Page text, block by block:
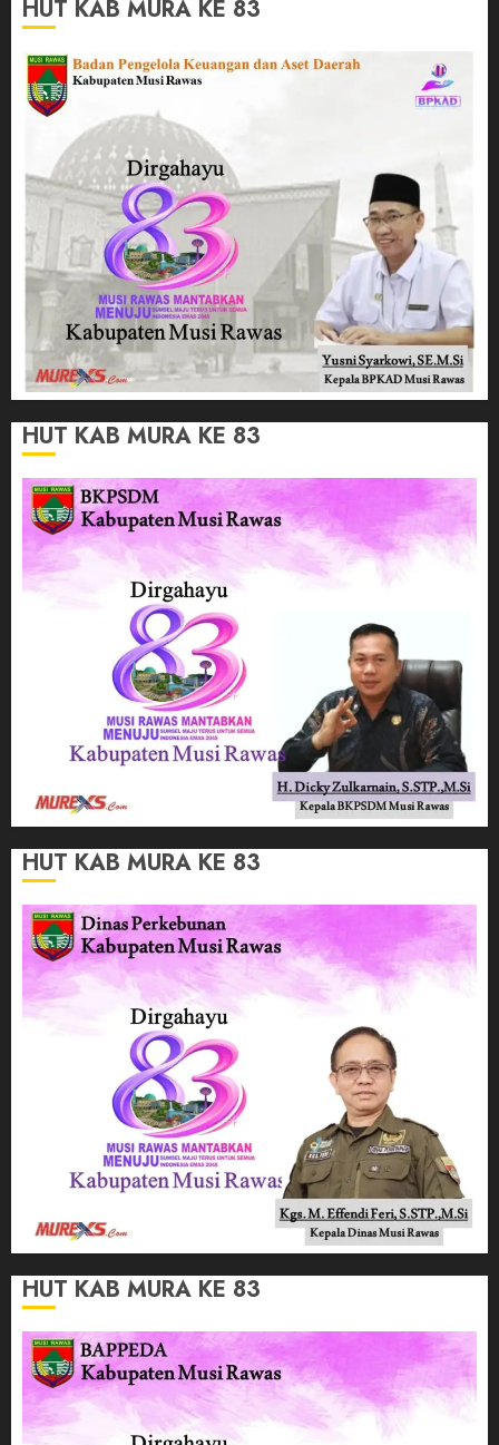
HUT KAB MURA KE 83
HUT KAB MURA KE 83
HUT KAB MURA KE 83
HUT KAB MURA KE 83